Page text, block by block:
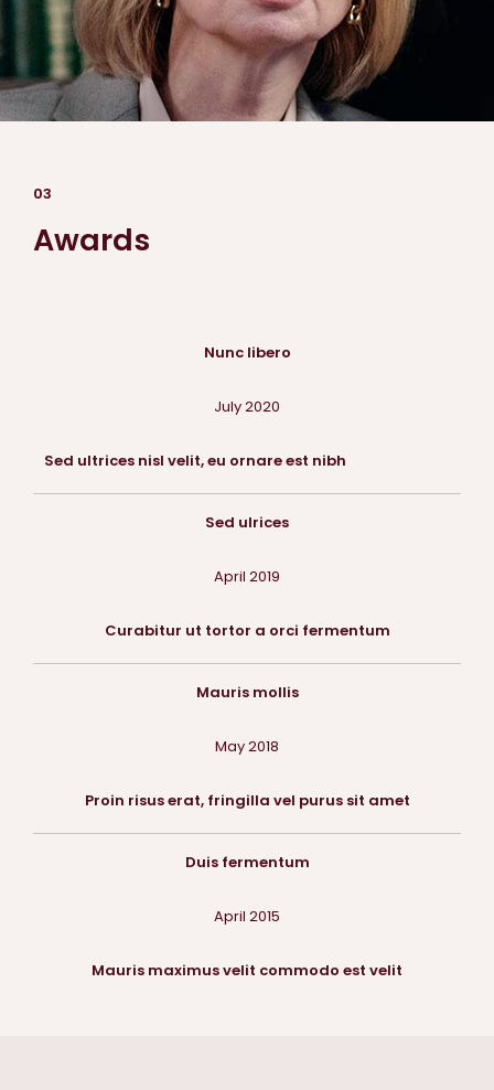
03
Awards
Nunc libero
July 2020
Sed ultrices nisl velit, eu ornare est nibh
Sed ulrices
April 2019
Curabitur ut tortor a orci fermentum
Mauris mollis
May 2018
Proin risus erat, fringilla vel purus sit amet
Duis fermentum
April 2015
Mauris maximus velit commodo est velit